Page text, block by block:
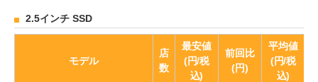
2.5インチ SSD
モデル
店
数
最安値
(円/税
込)
前回比
(円)
平均値
(円/税
込)